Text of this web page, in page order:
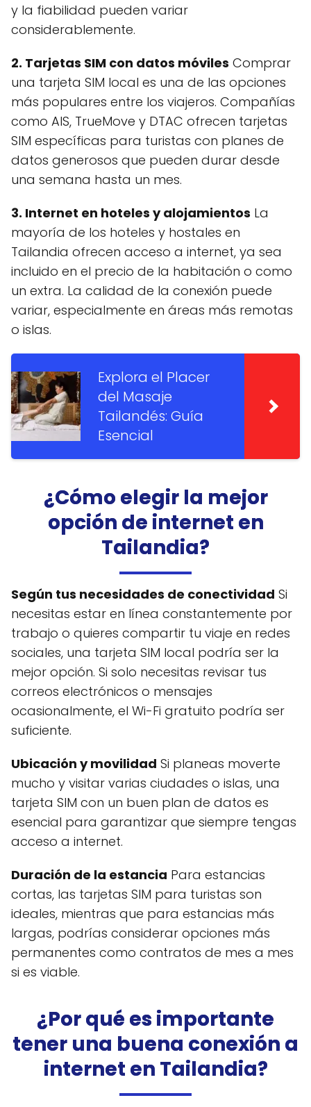
y la fiabilidad pueden variar
considerablemente.
2. Tarjetas SIM con datos móviles Comprar
una tarjeta SIM local es una de las opciones
más populares entre los viajeros. Compañías
como AIS, TrueMove y DTAC ofrecen tarjetas
SIM específicas para turistas con planes de
datos generosos que pueden durar desde
una semana hasta un mes.
3. Internet en hoteles y alojamientos La
mayoría de los hoteles y hostales en
Tailandia ofrecen acceso a internet, ya sea
incluido en el precio de la habitación o como
un extra. La calidad de la conexión puede
variar, especialmente en áreas más remotas
o islas.
Explora el Placer
del Masaje
Tailandés: Guía
Esencial
¿Cómo elegir la mejor
opción de internet en
Tailandia?
Según tus necesidades de conectividad Si
necesitas estar en línea constantemente por
trabajo o quieres compartir tu viaje en redes
sociales, una tarjeta SIM local podría ser la
mejor opción. Si solo necesitas revisar tus
correos electrónicos o mensajes
ocasionalmente, el Wi-Fi gratuito podría ser
suficiente.
Ubicación y movilidad Si planeas moverte
mucho y visitar varias ciudades o islas, una
tarjeta SIM con un buen plan de datos es
esencial para garantizar que siempre tengas
acceso a internet.
Duración de la estancia Para estancias
cortas, las tarjetas SIM para turistas son
ideales, mientras que para estancias más
largas, podrías considerar opciones más
permanentes como contratos de mes a mes
si es viable.
¿Por qué es importante
tener una buena conexión a
internet en Tailandia?